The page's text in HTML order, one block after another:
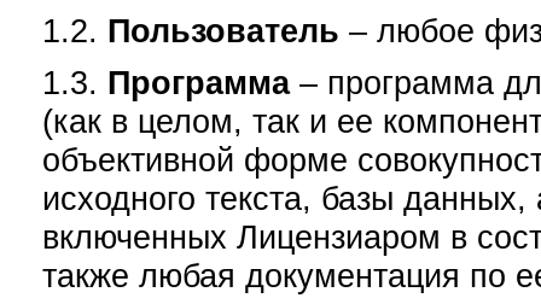
1.2. Пользователь – любое
1.3. Программа– программа
(как в целом, так и ее
объективной форме
исходного текста, базы
включенных Лицензиаром в
также любая документация по